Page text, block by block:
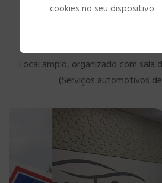
NOSSAS
Local amplo, organizado com sala
(Serviços automotivos
cookies no seu dispositivo.